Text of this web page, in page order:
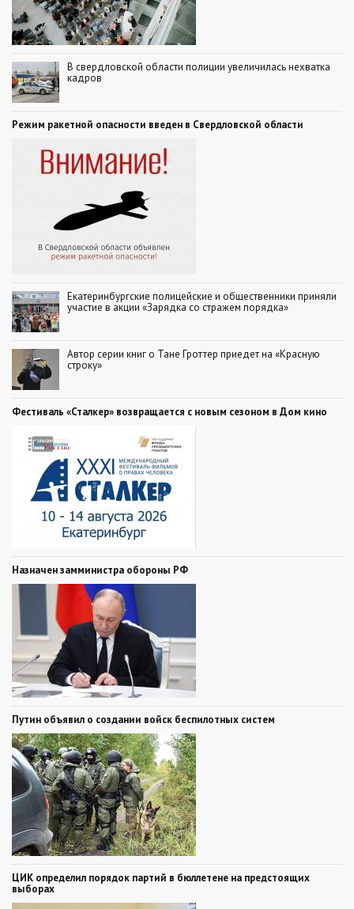
В свердловской области полиции увеличилась нехватка
кадров
Режим ракетной опасности введен в Свердловской области
Екатеринбургские полицейские и общественники приняли
участие в акции «Зарядка со стражем порядка»
Автор серии книг о Тане Гроттер приедет на «Красную
строку»
Фестиваль «Сталкер» возвращается с новым сезоном в Дом кино
Назначен замминистра обороны РФ
Путин объявил о создании войск беспилотных систем
ЦИК определил порядок партий в бюллетене на предстоящих
выборах